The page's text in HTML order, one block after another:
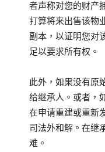
者声称对您的财产
打算将来出售该物
副本，以证明您对
足以要求所有权。
此外，如果没有原
给继承人。 或者，
在申请重建或重新
司法外和解。在继
难。